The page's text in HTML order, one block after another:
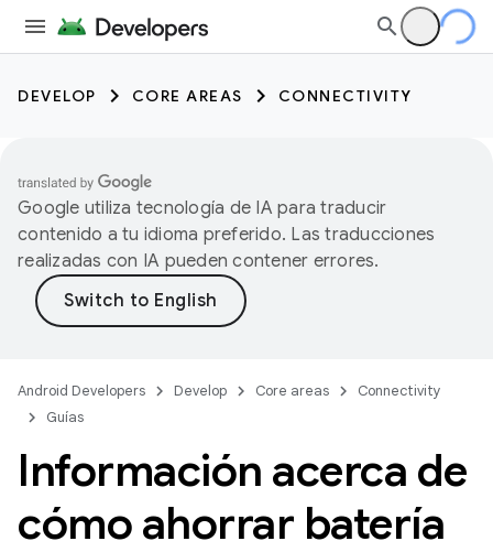
DEVELOP CORE AREAS CONNECTIVITY
Google utiliza tecnología de IA para traducir
contenido a tu idioma preferido. Las traducciones
realizadas con IA pueden contener errores.
Android Developers Develop Core areas
Connectivity
Guías
Información acerca de
cómo ahorrar batería